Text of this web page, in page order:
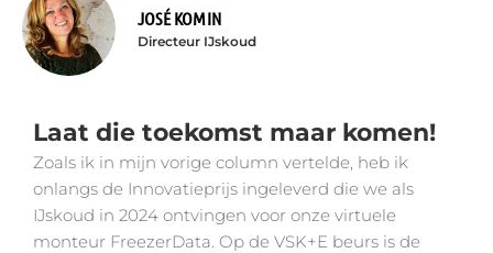
JOSÉ KOMIN
Directeur IJskoud
Laat die toekomst maar komen!
Zoals ik in mijn vorige column vertelde, heb ik
onlangs de Innovatieprijs ingeleverd die we als
IJskoud in 2024 ontvingen voor onze virtuele
monteur FreezerData. Op de VSK+E beurs is de